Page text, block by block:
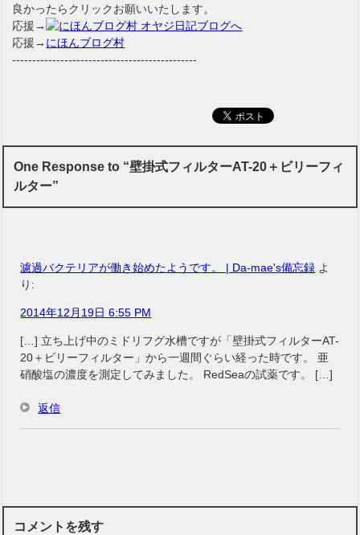
良かったらクリックお願いいたします。
応援→
応援→ にほんブログ村
----------------------------------------------
One Response to “壁掛式フィルターAT-20＋ビリーフィ
ルター”
濾過バクテリアが働き始めたようです。 | Da-mae's備忘録 よ
り:
2014年12月19日 6:55 PM
[…] 立ち上げ中のミドリフグ水槽ですが「壁掛式フィルターAT-
20＋ビリーフィルター」から一週間ぐらい経った時です。 亜
硝酸塩の濃度を測定してみました。 RedSeaの試薬です。 […]
返信
コメントを残す